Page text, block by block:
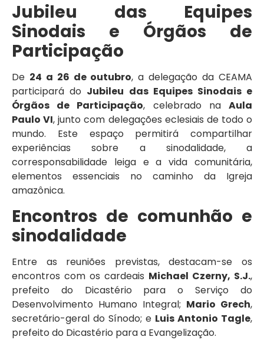
Jubileu das Equipes
Sinodais e Órgãos de
Participação
De 24 a 26 de outubro, a delegação da CEAMA
participará do Jubileu das Equipes Sinodais e
Órgãos de Participação, celebrado naAula
Paulo VI, junto com delegações eclesiais de todo o
mundo. Este espaço permitirá compartilhar
experiências sobre a sinodalidade, a
corresponsabilidade leiga e a vida comunitária,
elementos essenciais no caminho da Igreja
amazônica.
Encontros de comunhão e
sinodalidade
Entre as reuniões previstas, destacam-se os
encontros com os cardeais Michael Czerny, S.J.,
prefeito do Dicastério para o Serviço do
Desenvolvimento Humano Integral; Mario Grech,
secretário-geral do Sínodo; e Luis Antonio Tagle,
prefeito do Dicastério para a Evangelização.